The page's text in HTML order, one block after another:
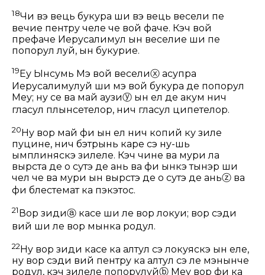
18Чи вэ вець букура ши вэ вець весели пе
вечие пентру челе че вой фаче. Кэч вой
префаче Иерусалимул ын веселие ши пе
попорул луй, ын букурие.
19Еу Ынсумь Мэ вой веселиⓧ асупра
Иерусалимулуй ши мэ вой букура де попорул
Меу; ну се ва май аузиⓨ ын ел де акум нич
гласул плынсетелор, нич гласул ципетелор.
20 Ну вор май фи ын ел нич копий ку зиле
пуцине, нич бэтрынь каре сэ ну-шь
ымплиняскэ зилеле. Кэч чине ва мури ла
вырста де о сутэ де ань ва фи ынкэ тынэр ши
чел че ва мури ын вырстэ де о сутэ де аньⓩ ва
фи блестемат ка пэкэтос.
21 Вор зидиⓐ касе ши ле вор локуи; вор сэди
вий ши ле вор мынка родул.
22Ну вор зиди касе ка алтул сэ локуяскэ ын еле,
ну вор сэди вий пентру ка алтул сэ ле мэнынче
родул, кэч зилеле попорулуйⓑ Меу вор фи ка